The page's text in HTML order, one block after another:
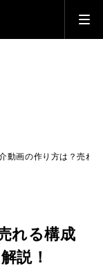
動画の作り方は？売れ
れる構成
説！